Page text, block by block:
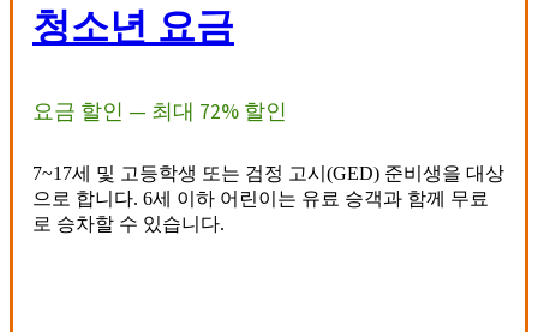
청소년 요금
요금 할인 — 최대 72% 할인
7~17세 및 고등학생 또는 검정 고시(GED) 준비생을 대상
으로 합니다. 6세 이하 어린이는 유료 승객과 함께 무료
로 승차할 수 있습니다.